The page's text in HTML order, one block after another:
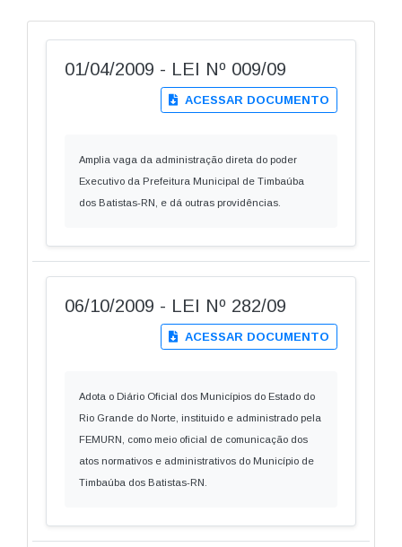
01/04/2009 - LEI Nº 009/09
ACESSAR DOCUMENTO
Amplia vaga da administração direta do poder
Executivo da Prefeitura Municipal de Timbaúba
dos Batistas-RN, e dá outras providências.
06/10/2009 - LEI Nº 282/09
ACESSAR DOCUMENTO
Adota o Diário Oficial dos Municípios do Estado do
Rio Grande do Norte, instituido e administrado pela
FEMURN, como meio oficial de comunicação dos
atos normativos e administrativos do Município de
Timbaúba dos Batistas-RN.